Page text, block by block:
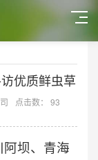
优质鲜虫草
点击数： 93
坝、青海